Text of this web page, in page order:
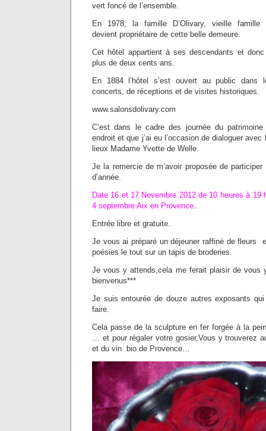
vert foncé de l’ensemble.
En 1978, la famille D’Olivary, vieille famille
devient propriétaire de cette belle demeure.
Cet hôtel appartient à ses descendants et
plus de deux cents ans.
En 1884 l’hôtel s’est ouvert au public dans
concerts, de réceptions et de visites historiques.
www.salonsdolivary.com
C’est dans le cadre des journée du
endroit et que j’ai eu l’occasion de dialoguer
lieux Madame Yvette de Welle.
Je la remercie de m’avoir proposée de
d’année.
Date 16 et 17 Novembre 2012 de 10 heures à 19
4 septembre Aix en Provence..
Entrée libre et gratuite.
Je vous ai préparé un déjeuner raffiné de fleurs
poésies le tout sur un tapis de broderies.
Je vous y attends,cela me ferait plaisir de
bienvenus***
Je suis entourée de douze autres exposants
faire.
Cela passe de la sculpture en fer forgée à la
… et pour régaler votre gosier,Vous y trouverez
et du vin bio de Provence…